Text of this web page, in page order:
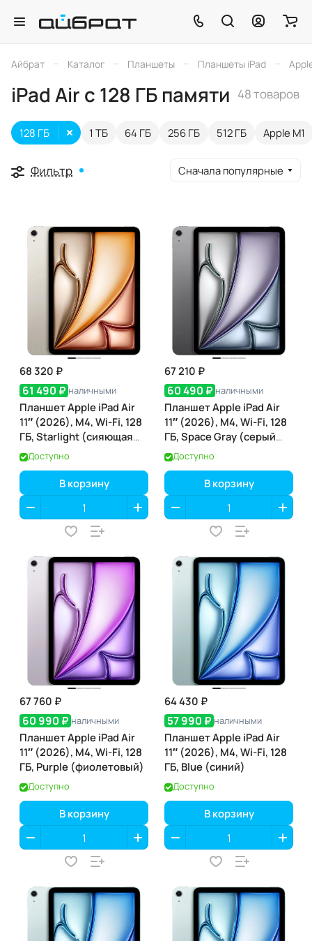
Айбрат – Каталог – Планшеты – Планшеты iPad –
iPad Air с 128 ГБ памяти 48 товаров
1 ТБ 64 ГБ
128 ГБ 256 ГБ 512 ГБ Apple M1
Фильтр Сначала популярные
68 320 ₽
61 490 ₽ наличными
Планшет Apple iPad Air
11″ (2026), M4, Wi-Fi, 128
ГБ, Starlight (сияющая
звезда)
Доступно
В корзину
67 210 ₽
60 490 ₽ наличными
Планшет Apple iPad Air
11″ (2026), M4, Wi-Fi, 128
ГБ, Space Gray (серый
космос)
Доступно
В корзину
67 760 ₽
60 990 ₽ наличными
Планшет Apple iPad Air
11″ (2026), M4, Wi-Fi, 128
ГБ, Purple (фиолетовый)
Доступно
В корзину
64 430 ₽
57 990 ₽ наличными
Планшет Apple iPad Air
11″ (2026), M4, Wi-Fi, 128
ГБ, Blue (синий)
Доступно
В корзину